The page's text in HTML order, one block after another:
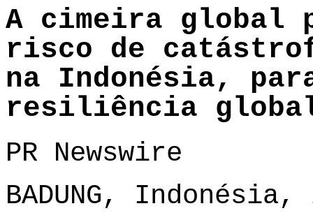
A cimeira global
risco de
na Indonésia,
resiliência
PR Newswire
BADUNG,